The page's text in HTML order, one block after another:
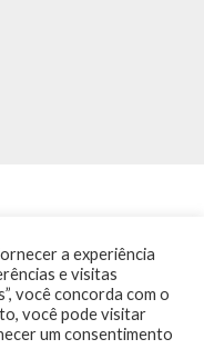
TRÂNSITO NA PONTE
PRIVACIDADE
a experiência
e visitas
você concorda com o
você pode visitar
um consentimento